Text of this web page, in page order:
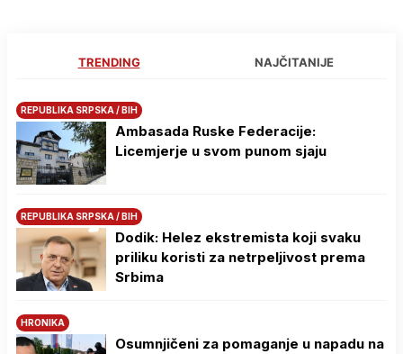
TRENDING NAJČITANIJE
REPUBLIKA SRPSKA / BIH
Ambasada Ruske Federacije:
Licemjerje u svom punom sjaju
REPUBLIKA SRPSKA / BIH
Dodik: Helez ekstremista koji svaku
priliku koristi za netrpeljivost prema
Srbima
HRONIKA
Osumnjičeni za pomaganje u napadu na